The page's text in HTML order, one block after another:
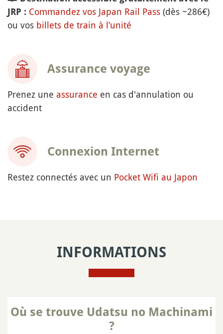
JRP : Commandez vos Japan Rail Pass (dès ~286€)
ou vos billets de train à l’unité
Assurance voyage
Prenez une assurance en cas d'annulation ou
accident
Connexion Internet
Restez connectés avec un Pocket Wifi au Japon
INFORMATIONS
Où se trouve Udatsu no Machinami
?